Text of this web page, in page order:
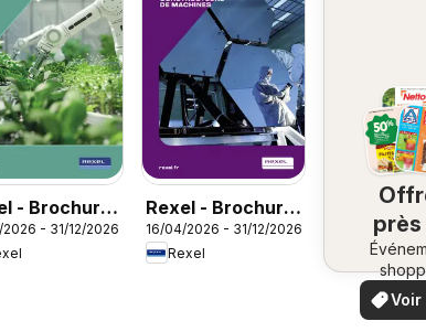
- Brochure
pharma
- 31/12/2026
Rexel - Brochure
industrie
16/04/2026 - 31/12/2026
Rexel
près
locaux
Voir